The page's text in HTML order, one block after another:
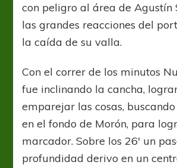
con peligro al área de Agustín
las grandes reacciones del
la caída de su valla.
Con el correr de los minutos
fue inclinando la cancha,
emparejar las cosas,
en el fondo de Morón, para
marcador. Sobre los 26′ un
profundidad derivo en un